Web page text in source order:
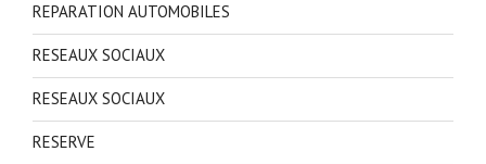
REPARATION AUTOMOBILES
RESEAUX SOCIAUX
RESEAUX SOCIAUX
RESERVE